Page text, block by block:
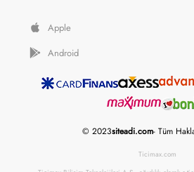
Apple
Android
© 2023siteadi.com- Tüm
Ticimax.com